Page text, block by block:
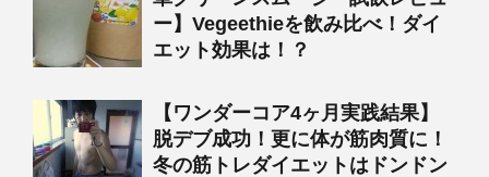
ー】Vegeethieを飲み比べ！ダイ
エット効果は！？
【ワンダーコア4ヶ月実践結果】
脱デブ成功！更に体が筋肉質に！
冬の筋トレダイエットはドンドン